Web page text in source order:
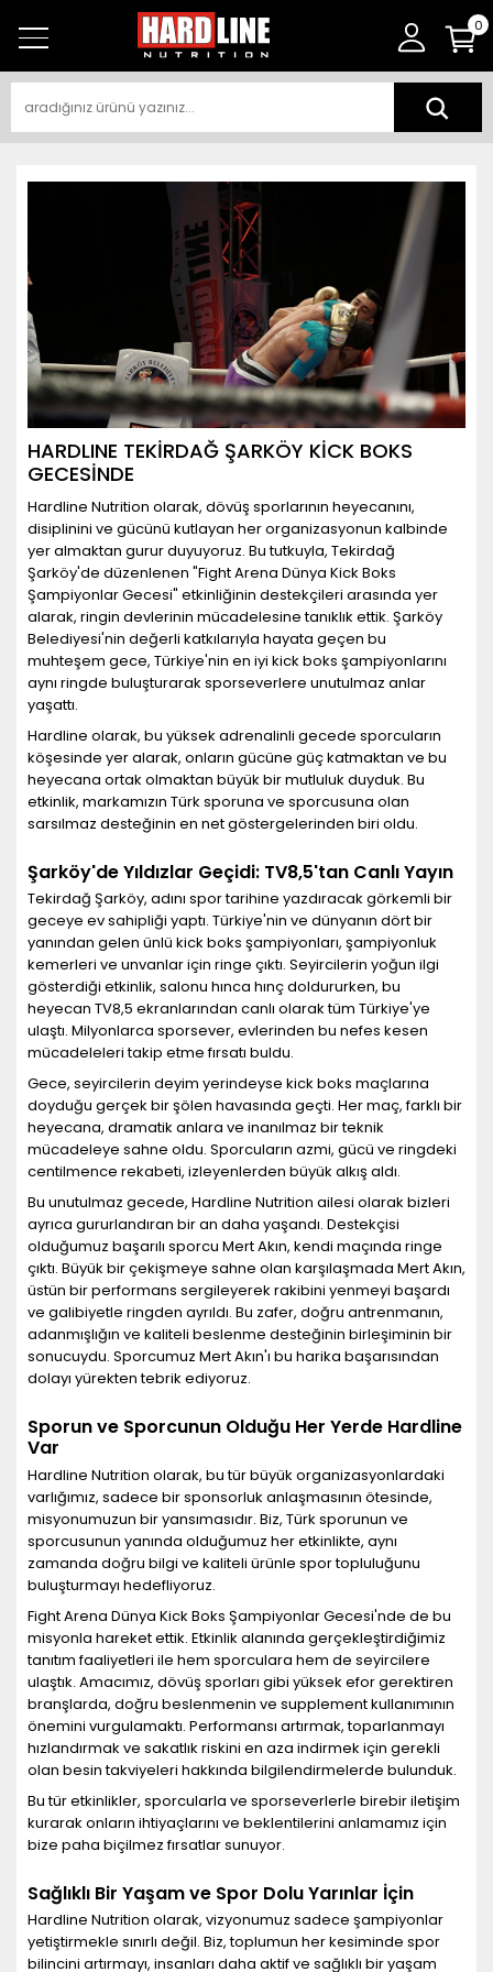
0
HARDLINE TEKİRDAĞ ŞARKÖY KİCK BOKS
GECESİNDE
Hardline Nutrition olarak, dövüş sporlarının heyecanını,
disiplinini ve gücünü kutlayan her organizasyonun kalbinde
yer almaktan gurur duyuyoruz. Bu tutkuyla, Tekirdağ
Şarköy'de düzenlenen "Fight Arena Dünya Kick Boks
Şampiyonlar Gecesi" etkinliğinin destekçileri arasında yer
alarak, ringin devlerinin mücadelesine tanıklık ettik. Şarköy
Belediyesi'nin değerli katkılarıyla hayata geçen bu
muhteşem gece, Türkiye'nin en iyi kick boks şampiyonlarını
aynı ringde buluşturarak sporseverlere unutulmaz anlar
yaşattı.
Hardline olarak, bu yüksek adrenalinli gecede sporcuların
köşesinde yer alarak, onların gücüne güç katmaktan ve bu
heyecana ortak olmaktan büyük bir mutluluk duyduk. Bu
etkinlik, markamızın Türk sporuna ve sporcusuna olan
sarsılmaz desteğinin en net göstergelerinden biri oldu.
Şarköy'de Yıldızlar Geçidi: TV8,5'tan Canlı Yayın
Tekirdağ Şarköy, adını spor tarihine yazdıracak görkemli bir
geceye ev sahipliği yaptı. Türkiye'nin ve dünyanın dört bir
yanından gelen ünlü kick boks şampiyonları, şampiyonluk
kemerleri ve unvanlar için ringe çıktı. Seyircilerin yoğun ilgi
gösterdiği etkinlik, salonu hınca hınç doldururken, bu
heyecan TV8,5 ekranlarından canlı olarak tüm Türkiye'ye
ulaştı. Milyonlarca sporsever, evlerinden bu nefes kesen
mücadeleleri takip etme fırsatı buldu.
Gece, seyircilerin deyim yerindeyse kick boks maçlarına
doyduğu gerçek bir şölen havasında geçti. Her maç, farklı bir
heyecana, dramatik anlara ve inanılmaz bir teknik
mücadeleye sahne oldu. Sporcuların azmi, gücü ve ringdeki
centilmence rekabeti, izleyenlerden büyük alkış aldı.
Bu unutulmaz gecede, Hardline Nutrition ailesi olarak bizleri
ayrıca gururlandıran bir an daha yaşandı. Destekçisi
olduğumuz başarılı sporcu Mert Akın, kendi maçında ringe
çıktı. Büyük bir çekişmeye sahne olan karşılaşmada Mert Akın,
üstün bir performans sergileyerek rakibini yenmeyi başardı
ve galibiyetle ringden ayrıldı. Bu zafer, doğru antrenmanın,
adanmışlığın ve kaliteli beslenme desteğinin birleşiminin bir
sonucuydu. Sporcumuz Mert Akın'ı bu harika başarısından
dolayı yürekten tebrik ediyoruz.
Sporun ve Sporcunun Olduğu Her Yerde Hardline
Var
Hardline Nutrition olarak, bu tür büyük organizasyonlardaki
varlığımız, sadece bir sponsorluk anlaşmasının ötesinde,
misyonumuzun bir yansımasıdır. Biz, Türk sporunun ve
sporcusunun yanında olduğumuz her etkinlikte, aynı
zamanda doğru bilgi ve kaliteli ürünle spor topluluğunu
buluşturmayı hedefliyoruz.
Fight Arena Dünya Kick Boks Şampiyonlar Gecesi'nde de bu
misyonla hareket ettik. Etkinlik alanında gerçekleştirdiğimiz
tanıtım faaliyetleri ile hem sporculara hem de seyircilere
ulaştık. Amacımız, dövüş sporları gibi yüksek efor gerektiren
branşlarda, doğru beslenmenin ve supplement kullanımının
önemini vurgulamaktı. Performansı artırmak, toparlanmayı
hızlandırmak ve sakatlık riskini en aza indirmek için gerekli
olan besin takviyeleri hakkında bilgilendirmelerde bulunduk.
Bu tür etkinlikler, sporcularla ve sporseverlerle birebir iletişim
kurarak onların ihtiyaçlarını ve beklentilerini anlamamız için
bize paha biçilmez fırsatlar sunuyor.
Sağlıklı Bir Yaşam ve Spor Dolu Yarınlar İçin
Hardline Nutrition olarak, vizyonumuz sadece şampiyonlar
yetiştirmekle sınırlı değil. Biz, toplumun her kesiminde spor
bilincini artırmayı, insanları daha aktif ve sağlıklı bir yaşam